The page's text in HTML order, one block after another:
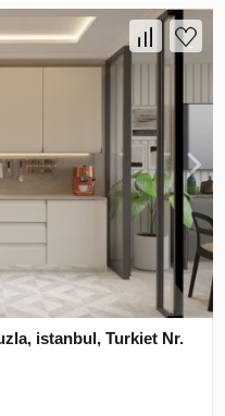
istanbul, Turkiet Nr.